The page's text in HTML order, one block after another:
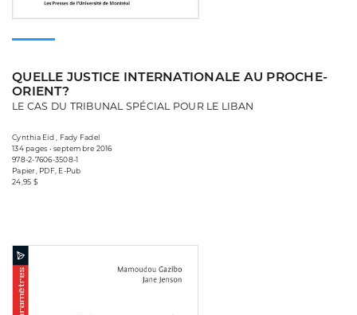
QUELLE JUSTICE INTERNATIONALE AU PROCHE-
ORIENT?
LE CAS DU TRIBUNAL SPÉCIAL POUR LE LIBAN
Cynthia Eid , Fady Fadel
134 pages • septembre 2016
978-2-7606-3508-1
Papier, PDF, E-Pub
24,95 $